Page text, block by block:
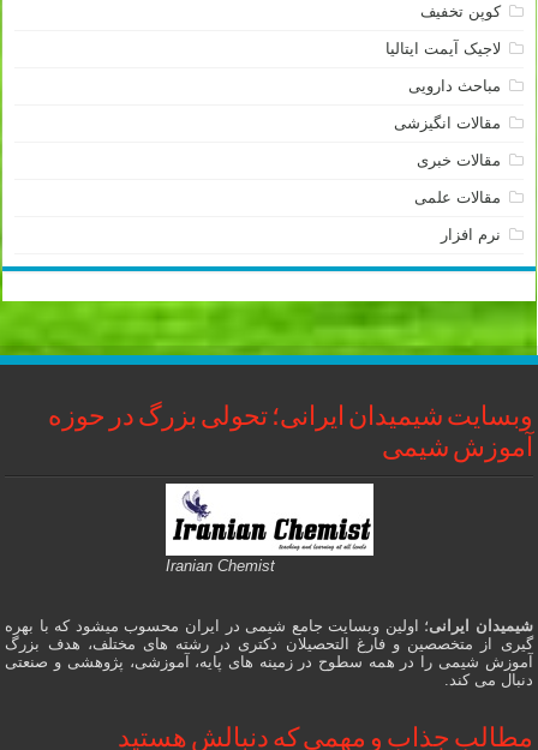
کوپن تخفیف
لاجیک آیمت ایتالیا
مباحث دارویی
مقالات انگیزشی
مقالات خبری
مقالات علمی
نرم افزار
وبسایت شیمیدان ایرانی؛ تحولی بزرگ در حوزه
آموزش شیمی
Iranian Chemist
شیمیدان ایرانی؛ اولین وبسایت جامع شیمی در ایران محسوب میشود که با بهره
گیری از متخصصین و فارغ التحصیلان دکتری در رشته های مختلف، هدف بزرگ
آموزش شیمی را در همه سطوح در زمینه های پایه، آموزشی، پژوهشی و صنعتی
دنبال می کند.
مطالب جذاب و مهمی که دنبالش هستید